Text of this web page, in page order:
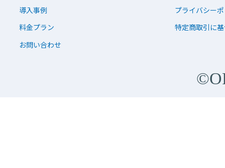
導入事例
料金プラン
お問い合わせ
プライバシー
特定商取引に